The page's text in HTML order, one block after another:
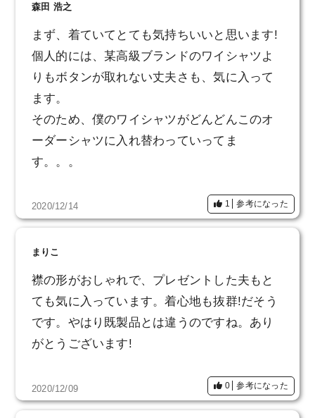
森田 浩之
まず、着ていてとても気持ちいいと思います!
個人的には、某高級ブランドのワイシャツよ
りもボタンが取れない丈夫さも、気に入って
ます。
そのため、僕のワイシャツがどんどんこのオ
ーダーシャツに入れ替わっていってま
す。。。
2020/12/14 1 参考になった
まりこ
襟の形がおしゃれで、プレゼントした夫もと
ても気に入っています。着心地も抜群!だそう
です。やはり既製品とは違うのですね。あり
がとうございます!
2020/12/09 0 参考になった